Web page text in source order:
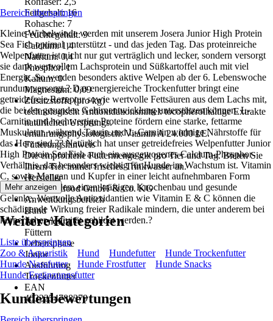
Fettgehalt: 16
Rohasche: 7
Feuchtegehalt: 9
Calcium: 1,4
Natrium: 0,4
Phosphor: 1
Kalium: 0
Magnesium: 0,09
Zusatzstoffe (pro kg)
technologisch: Antioxidationsmittel: tocopherolhaltige Extrakte
natürlichen Ursprungs.
ernährungsphysiologisch: Vitamin A 24.000 I.E.
Fütterungshinweis
Die empfohlene Futtermenge gilt pro Tier und Tag. Bieten Sie
Ihrem Tier immer frisches Trinkwasser an.
Hersteller
Josera Petfood GmbH & Co. KG
Anwendungsbereich
Hund
Anwendung
Füttern
Lebensphase
Junior
Ausführung
Trockenfutter
EAN
4032254788379
Bereich überspringen
Kleine Wirbelwinde werden mit unserem Josera Junior High Protein
Sea Fish optimal unterstützt - und das jeden Tag. Das proteinreiche
Welpenfutter ist nicht nur gut verträglich und lecker, sondern versorgt
sie dank wertvollem Lachsprotein und Süßkartoffel auch mit viel
Energie. So werden besonders aktive Welpen ab der 6. Lebenswoche
rundum versorgt.? Das energiereiche Trockenfutter bringt eine
getreidefreie Rezeptur sowie wertvolle Fettsäuren aus dem Lachs mit,
die bei der gesunden Gehirnentwicklung unterstützen können. L-
Carnitin und hochwertige Proteine fördern eine starke, fettarme
Muskulatur, während Taurin und L-Carnitin wichtige Nährstoffe für
das Herz sind.?? Natürlich hat unser getreidefreies Welpenfutter Junior
High Protein Sea Fish auch ein ausgewogenes Calcium-Phosphor-
Verhältnis, das besonders wichtig für Hunde im Wachstum ist. Vitamin
C, sowie Mangan und Kupfer in einer leicht aufnehmbaren Form
unterstützen zudem einen kräftigen Knochenbau und gesunde
Gelenke. Wertvolle Antioxidantien wie Vitamin E & C können die
schädigende Wirkung freier Radikale mindern, die unter anderem bei
körperlicher Aktivität gebildet werden.?
Mehr anzeigen
Weitere Kategorien
Liste überspringen
Zoo & Aquaristik
Hund Hundefutter
Hunde Trockenfutter
Hunde Nassfutter
Hunde Frostfutter
Hunde Snacks
Hunde Ergänzungsfutter
Kundenbewertungen